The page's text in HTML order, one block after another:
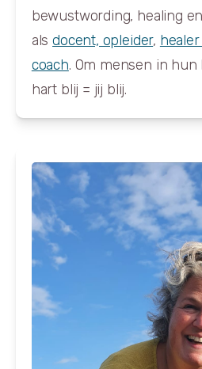
bewustwording, healing
alsdocent, opleider,
coach. Om mensen in
hart blij = jij blij.